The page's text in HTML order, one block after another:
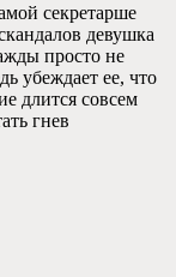
секретарше
девушка
просто не
убеждает ее, что
длится совсем
гнев